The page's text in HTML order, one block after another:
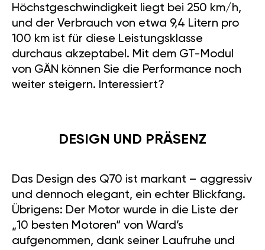
Höchstgeschwindigkeit liegt bei 250 km/h,
und der Verbrauch von etwa 9,4 Litern pro
100 km ist für diese Leistungsklasse
durchaus akzeptabel. Mit dem GT-Modul
von GÄN können Sie die Performance noch
weiter steigern. Interessiert?
DESIGN UND PRÄSENZ
Das Design des Q70 ist markant – aggressiv
und dennoch elegant, ein echter Blickfang.
Übrigens: Der Motor wurde in die Liste der
„10 besten Motoren“ von Ward’s
aufgenommen, dank seiner Laufruhe und